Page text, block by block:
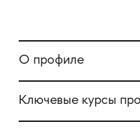
О профиле
Ключевые курсы